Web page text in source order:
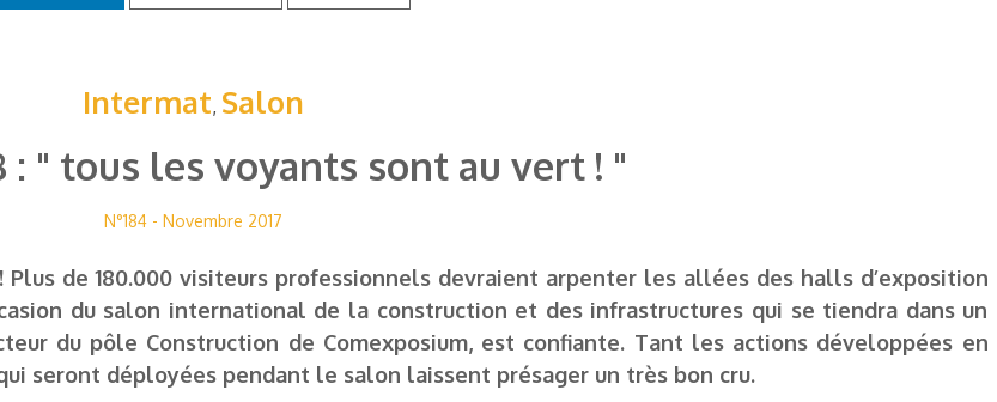
Intermat, Salon
: " tous les voyants sont au vert ! "
N°184 - Novembre 2017
Plus de 180.000 visiteurs professionnels devraient arpenter les allées des halls d’exposition
du salon international de la construction et des infrastructures qui se tiendra dans un
du pôle Construction de Comexposium, est confiante. Tant les actions développées en
seront déployées pendant le salon laissent présager un très bon cru.